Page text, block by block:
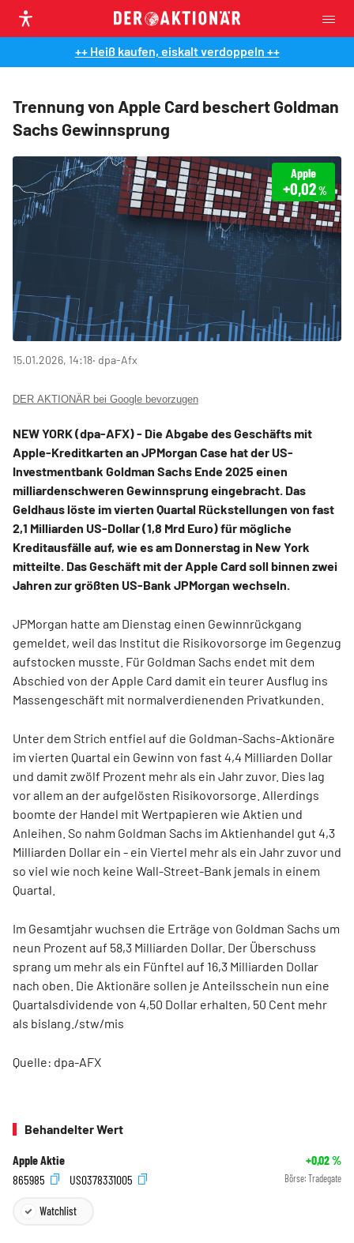
++ Heiß kaufen, eiskalt verdoppeln ++
Trennung von Apple Card beschert Goldman
Sachs Gewinnsprung
Apple
+0,02%
15.01.2026, 14:18‧ dpa-Afx
DER AKTIONÄR bei Google bevorzugen
NEW YORK (dpa-AFX) - Die Abgabe des Geschäfts mit
Apple-Kreditkarten an JPMorgan Casehat der US-
Investmentbank Goldman Sachs Ende 2025 einen
milliardenschweren Gewinnsprung eingebracht. Das
Geldhaus löste im vierten Quartal Rückstellungen von fast
2,1 Milliarden US-Dollar (1,8 Mrd Euro) für mögliche
Kreditausfälle auf, wie es am Donnerstag in New York
mitteilte. Das Geschäft mit der Apple Card soll binnen zwei
Jahren zur größten US-Bank JPMorgan wechseln.
JPMorgan hatte am Dienstag einen Gewinnrückgang
gemeldet, weil das Institut die Risikovorsorge im Gegenzug
aufstocken musste. Für Goldman Sachs endet mit dem
Abschied von der Apple Card damit ein teurer Ausflug ins
Massengeschäft mit normalverdienenden Privatkunden.
Unter dem Strich entfiel auf die Goldman-Sachs-Aktionäre
im vierten Quartal ein Gewinn von fast 4,4 Milliarden Dollar
und damit zwölf Prozent mehr als ein Jahr zuvor. Dies lag
vor allem an der aufgelösten Risikovorsorge. Allerdings
boomte der Handel mit Wertpapieren wie Aktien und
Anleihen. So nahm Goldman Sachs im Aktienhandel gut 4,3
Milliarden Dollar ein - ein Viertel mehr als ein Jahr zuvor und
so viel wie noch keine Wall-Street-Bank jemals in einem
Quartal.
Im Gesamtjahr wuchsen die Erträge von Goldman Sachs um
neun Prozent auf 58,3 Milliarden Dollar. Der Überschuss
sprang um mehr als ein Fünftel auf 16,3 Milliarden Dollar
nach oben. Die Aktionäre sollen je Anteilsschein nun eine
Quartalsdividende von 4,50 Dollar erhalten, 50 Cent mehr
als bislang./stw/mis
Quelle: dpa-AFX
Behandelter Wert
Apple Aktie +0,02%
865985
US0378331005 Börse: Tradegate
Watchlist